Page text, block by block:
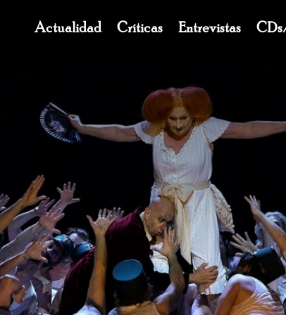
Navegación
Actualidad Críticas Entrevistas